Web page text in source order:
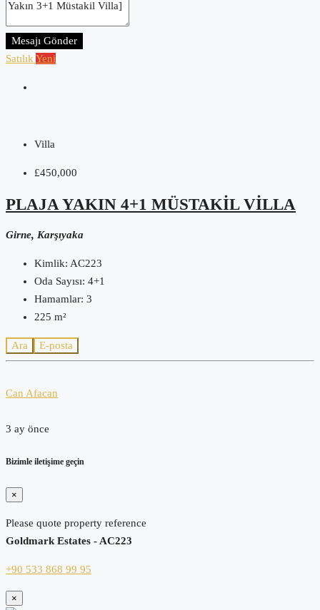
Mesajı Gönder
Satılık Yeni
Villa
£450,000
PLAJA YAKIN 4+1 MÜSTAKIL VILLA
Girne, Karşıyaka
Kimlik: AC223
Oda Sayısı: 4+1
Hamamlar: 3
225 m²
Ara E-posta
Can Afacan
3 ay önce
Bizimle iletişime geçin
×
Please quote property reference
Goldmark Estates - AC223
+90 533 868 99 95
×